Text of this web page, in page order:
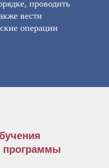
проводить
вести
операции
программы